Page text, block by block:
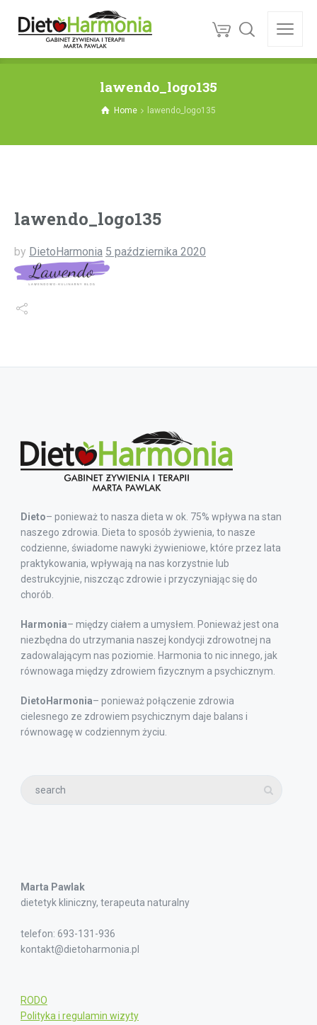
lawendo_logo135
Home lawendo_logo135
lawendo_logo135
by DietoHarmonia 5 października 2020
Dieto– ponieważ to nasza dieta w ok. 75% wpływa na stan
naszego zdrowia. Dieta to sposób żywienia, to nasze
codzienne, świadome nawyki żywieniowe, które przez lata
praktykowania, wpływają na nas korzystnie lub
destrukcyjnie, niszcząc zdrowie i przyczyniając się do
chorób.
Harmonia– między ciałem a umysłem. Ponieważ jest ona
niezbędna do utrzymania naszej kondycji zdrowotnej na
zadowalającym nas poziomie. Harmonia to nic innego, jak
równowaga między zdrowiem fizycznym a psychicznym.
DietoHarmonia– ponieważ połączenie zdrowia
cielesnego ze zdrowiem psychicznym daje balans i
równowagę w codziennym życiu.
Marta Pawlak
dietetyk kliniczny, terapeuta naturalny
telefon: 693-131-936
kontakt@dietoharmonia.pl
RODO
Polityka i regulamin wizyty